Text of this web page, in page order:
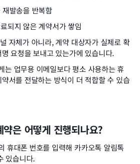
발송을 반복함
되지 않은 계약서가 쌓임
자체가 아니라, 계약 대상자가 실제로 확
요청을 보내고 있는가에 있습니다.
는 업무용 이메일보다 평소 사용하는 휴
서를 전달하는 방식이 더 적합할 수 있습
은 어떻게 진행되나요?
휴대폰 번호를 입력해 카카오톡 알림톡
있습니다.